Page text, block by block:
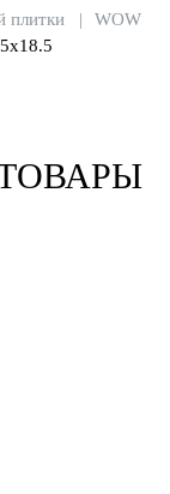
плитки
WOW